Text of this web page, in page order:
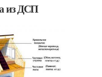
из ДСП